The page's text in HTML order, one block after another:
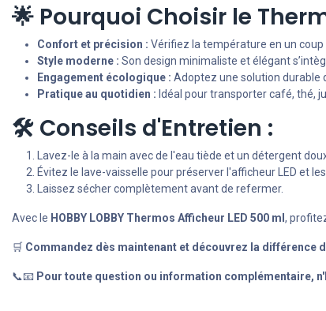
🌟 Pourquoi Choisir le
Confort et précision : Vérifiez la température en un
Style moderne : Son design minimaliste et élégant
Engagement écologique : Adoptez une solution durable
Pratique au quotidien : Idéal pour transporter café, thé,
🛠️ Conseils d'Entretien :
Lavez-le à la main avec de l'eau tiède et un détergent
Évitez le lave-vaisselle pour préserver l'afficheur LED et
Laissez sécher complètement avant de refermer.
Avec le HOBBY LOBBY Thermos Afficheur LED 500 ml,
🛒 Commandez dès maintenant et découvrez la différence
📞📧 Pour toute question ou information complémentaire,